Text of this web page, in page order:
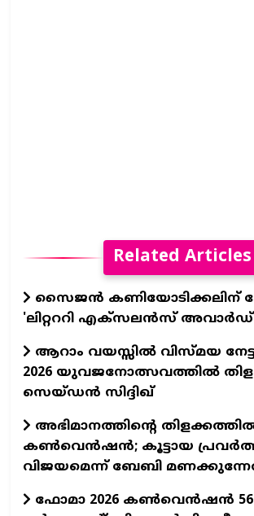
Related Articles
സൈജന്‍ കണിയോടിക്കലിന്
'ലിറ്റററി എക്‌സലന്‍സ്
ആറാം വയസ്സിൽ വിസ്മയ
2026 യുവജനോത്സവത്തിൽ
സെയ്ഡൻ സിദ്ദിഖ്
അഭിമാനത്തിന്റെ
കണ്‍വെന്‍ഷന്‍; കൂട്ടായ
വിജയമെന്ന് ബേബി
ഫോമാ 2026 കൺവെൻഷൻ 56